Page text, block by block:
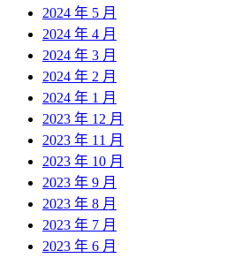
2024 年 5 月
2024 年 4 月
2024 年 3 月
2024 年 2 月
2024 年 1 月
2023 年 12 月
2023 年 11 月
2023 年 10 月
2023 年 9 月
2023 年 8 月
2023 年 7 月
2023 年 6 月